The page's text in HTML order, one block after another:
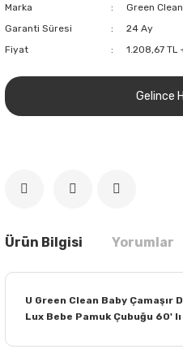
Marka
Green Clean
Garanti Süresi
24 Ay
Fiyat
1.208,67 TL
Gelince
Ürün Bilgisi Yorumlar
U Green Clean Baby Çamaşır
Lux Bebe Pamuk Çubuğu 60' lı